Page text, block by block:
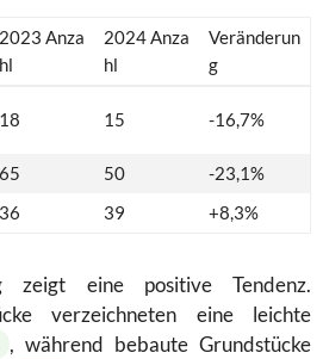
2023 Anza
hl
2024 Anza
hl
Veränderun
g
18 15 -16,7%
65 50
-23,1%
36 39 +8,3%
zeigt eine positive Tendenz.
verzeichneten eine leichte
, während bebaute Grundstücke